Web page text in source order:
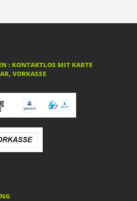
: KONTAKTLOS MIT KARTE
VORKASSE